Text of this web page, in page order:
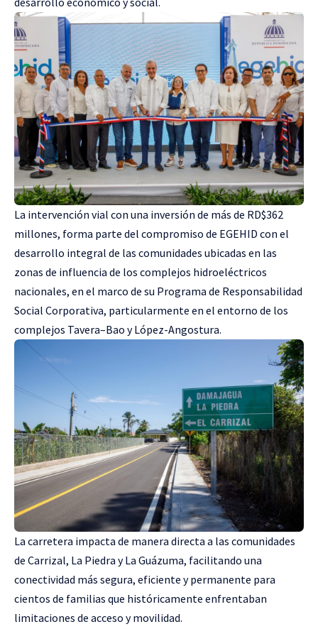
La intervención vial con una inversión de más de RD$362
millones, forma parte del compromiso de EGEHID con el
desarrollo integral de las comunidades ubicadas en las
zonas de influencia de los complejos hidroeléctricos
nacionales, en el marco de su Programa de Responsabilidad
Social Corporativa, particularmente en el entorno de los
complejos Tavera–Bao y López-Angostura.
La carretera impacta de manera directa a las comunidades
de Carrizal, La Piedra y La Guázuma, facilitando una
conectividad más segura, eficiente y permanente para
cientos de familias que históricamente enfrentaban
limitaciones de acceso y movilidad.